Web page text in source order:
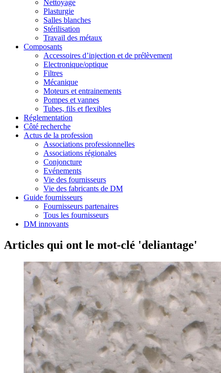
Nettoyage
Plasturgie
Salles blanches
Stérilisation
Travail des métaux
Composants
Accessoires d’injection et de prélèvement
Electronique/optique
Filtres
Mécanique
Moteurs et entrainements
Pompes et vannes
Tubes, fils et flexibles
Réglementation
Côté recherche
Actus de la profession
Associations professionnelles
Associations régionales
Conjoncture
Evénements
Vie des fournisseurs
Vie des fabricants de DM
Guide fournisseurs
Fournisseurs partenaires
Tous les fournisseurs
DM innovants
Articles qui ont le mot-clé 'deliantage'